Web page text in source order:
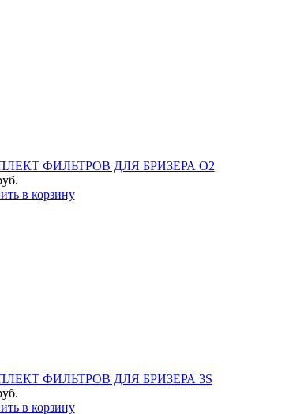
ФИЛЬТРОВ ДЛЯ БРИЗЕРА O2
в корзину
ФИЛЬТРОВ ДЛЯ БРИЗЕРА 3S
в корзину